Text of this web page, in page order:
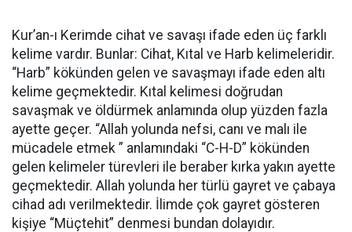
Kur’an-ı Kerimde cihat ve savaşı ifade eden üç farklı
kelime vardır. Bunlar: Cihat, Kıtal ve Harb kelimeleridir.
“Harb” kökünden gelen ve savaşmayı ifade eden altı
kelime geçmektedir. Kıtal kelimesi doğrudan
savaşmak ve öldürmek anlamında olup yüzden fazla
ayette geçer. “Allah yolunda nefsi, canı ve malı ile
mücadele etmek ” anlamındaki “C-H-D” kökünden
gelen kelimeler türevleri ile beraber kırka yakın ayette
geçmektedir. Allah yolunda her türlü gayret ve çabaya
cihad adı verilmektedir. İlimde çok gayret gösteren
kişiye “Müçtehit” denmesi bundan dolayıdır.